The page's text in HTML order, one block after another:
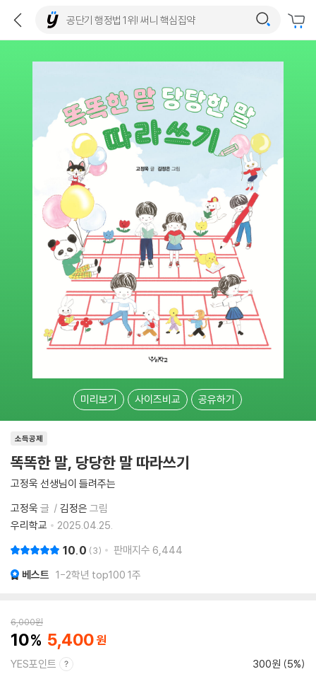
미리보기 사이즈비교 공유하기
소득공제
똑똑한 말, 당당한 말 따라쓰기
고정욱 선생님이 들려주는
고정욱 글 김정은 그림
우리학교
2025.04.25.
10.0 3 판매지수 6,444
베스트 1-2학년 top100 1주
6,000원
10 5,400
YES포인트 300원 (5%)